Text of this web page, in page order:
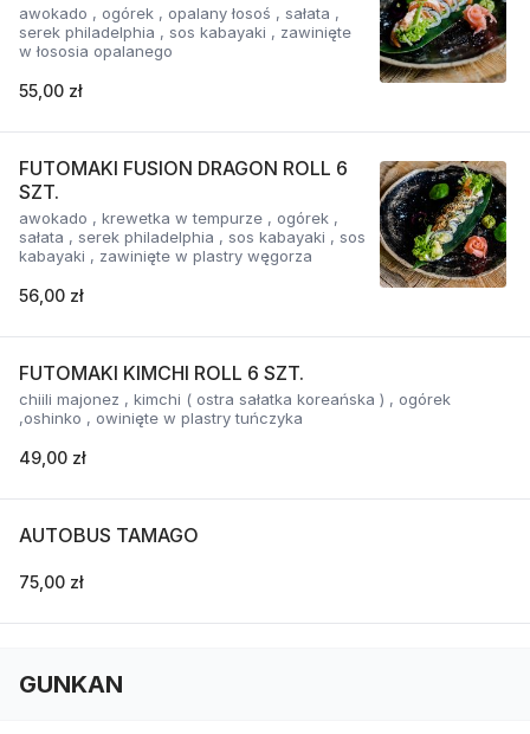
awokado , ogórek , opalany łosoś , sałata ,
serek philadelphia , sos kabayaki , zawinięte
w łososia opalanego
55,00 zł
FUTOMAKI FUSION DRAGON ROLL 6
SZT.
awokado , krewetka w tempurze , ogórek ,
sałata , serek philadelphia , sos kabayaki , sos
kabayaki , zawinięte w plastry węgorza
56,00 zł
FUTOMAKI KIMCHI ROLL 6 SZT.
chiili majonez , kimchi ( ostra sałatka koreańska ) , ogórek
,oshinko , owinięte w plastry tuńczyka
49,00 zł
AUTOBUS TAMAGO
75,00 zł
GUNKAN